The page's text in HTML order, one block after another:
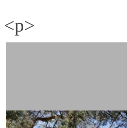
<p>